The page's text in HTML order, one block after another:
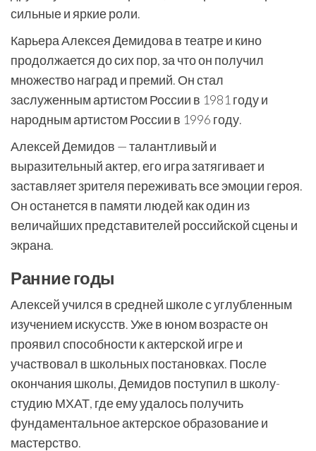
сильные и яркие роли.
Карьера Алексея Демидова в театре и кино
продолжается до сих пор, за что он получил
множество наград и премий. Он стал
заслуженным артистом России в 1981 году и
народным артистом России в 1996 году.
Алексей Демидов — талантливый и
выразительный актер, его игра затягивает и
заставляет зрителя переживать все эмоции героя.
Он останется в памяти людей как один из
величайших представителей российской сцены и
экрана.
Ранние годы
Алексей учился в средней школе с углубленным
изучением искусств. Уже в юном возрасте он
проявил способности к актерской игре и
участвовал в школьных постановках. После
окончания школы, Демидов поступил в школу-
студию МХАТ, где ему удалось получить
фундаментальное актерское образование и
мастерство.